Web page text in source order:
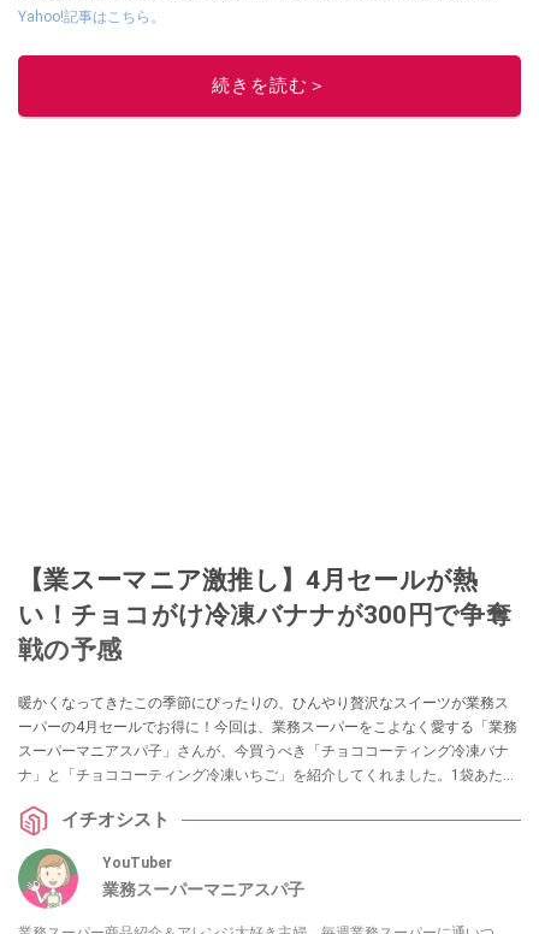
Yahoo!記事はこちら。
このイチオシストの他の記事を読む
続きを読む＞
【業スーマニア激推し】4月セールが熱
い！チョコがけ冷凍バナナが300円で争奪
戦の予感
暖かくなってきたこの季節にぴったりの、ひんやり贅沢なスイーツが業務ス
ーパーの4月セールでお得に！今回は、業務スーパーをこよなく愛する「業務
スーパーマニアスパ子」さんが、今買うべき「チョココーティング冷凍バナ
ナ」と「チョココーティング冷凍いちご」を紹介してくれました。1袋あたり
クしておきたい逸品の魅力を詳しくお届けします。
イチオシスト
YouTuber
業務スーパーマニアスパ子